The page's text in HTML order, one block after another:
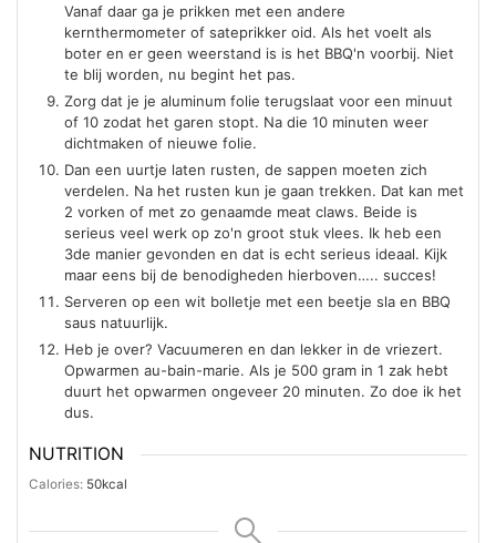
Vanaf daar ga je prikken met een andere
kernthermometer of sateprikker oid. Als het voelt als
boter en er geen weerstand is is het BBQ'n voorbij. Niet
te blij worden, nu begint het pas.
Zorg dat je je aluminum folie terugslaat voor een minuut
of 10 zodat het garen stopt. Na die 10 minuten weer
dichtmaken of nieuwe folie.
Dan een uurtje laten rusten, de sappen moeten zich
verdelen. Na het rusten kun je gaan trekken. Dat kan met
2 vorken of met zo genaamde meat claws. Beide is
serieus veel werk op zo'n groot stuk vlees. Ik heb een
3de manier gevonden en dat is echt serieus ideaal. Kijk
maar eens bij de benodigheden hierboven….. succes!
Serveren op een wit bolletje met een beetje sla en BBQ
saus natuurlijk.
Heb je over? Vacuumeren en dan lekker in de vriezert.
Opwarmen au-bain-marie. Als je 500 gram in 1 zak hebt
duurt het opwarmen ongeveer 20 minuten. Zo doe ik het
dus.
NUTRITION
Calories: 50kcal